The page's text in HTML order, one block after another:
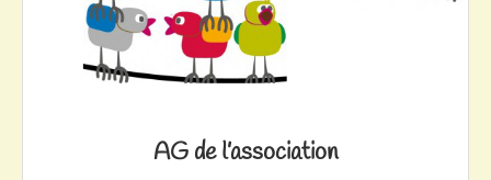
AG de l’association